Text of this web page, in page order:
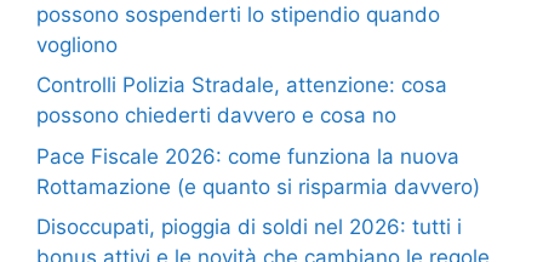
possono sospenderti lo stipendio quando
vogliono
Controlli Polizia Stradale, attenzione: cosa
possono chiederti davvero e cosa no
Pace Fiscale 2026: come funziona la nuova
Rottamazione (e quanto si risparmia davvero)
Disoccupati, pioggia di soldi nel 2026: tutti i